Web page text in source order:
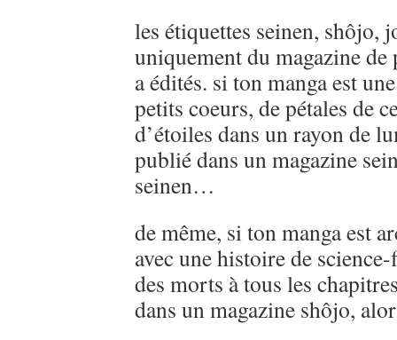
les étiquettes seinen, shôjo,
uniquement du magazine
a édités. si ton manga est
petits coeurs, de pétales de
d’étoiles dans un rayon de
publié dans un magazine
seinen…
de même, si ton manga est
avec une histoire de
des morts à tous les
dans un magazine shôjo,